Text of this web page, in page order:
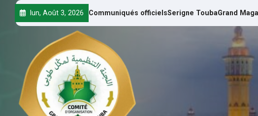
lun, Août 3, 2026 Communiqués officielsSerigne ToubaGrand Magal